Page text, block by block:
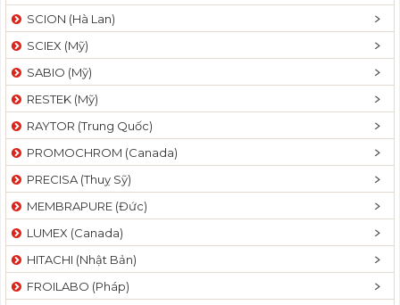
SCION (Hà Lan)
SCIEX (Mỹ)
SABIO (Mỹ)
RESTEK (Mỹ)
RAYTOR (Trung Quốc)
PROMOCHROM (Canada)
PRECISA (Thuỵ Sỹ)
MEMBRAPURE (Đức)
LUMEX (Canada)
HITACHI (Nhật Bản)
FROILABO (Pháp)